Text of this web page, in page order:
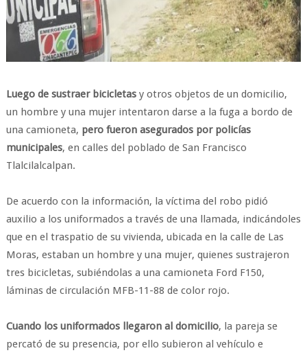
Luego de sustraer bicicletasy otros objetos de un domicilio,
un hombre y una mujer intentaron darse a la fuga a bordo de
una camioneta, pero fueron asegurados por policías
municipales, en calles del poblado de San Francisco
Tlalcilalcalpan.
De acuerdo con la información, la víctima del robo pidió
auxilio a los uniformados a través de una llamada, indicándoles
que en el traspatio de su vivienda, ubicada en la calle de Las
Moras, estaban un hombre y una mujer, quienes sustrajeron
tres bicicletas, subiéndolas a una camioneta Ford F150,
láminas de circulación MFB-11-88 de color rojo.
Cuando los uniformados llegaron al domicilio, la pareja se
percató de su presencia, por ello subieron al vehículo e